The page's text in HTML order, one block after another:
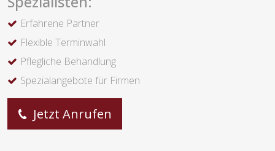
Erfahrene Partner
Flexible Terminwahl
Pflegliche Behandlung
Spezialangebote für Firmen
Jetzt Anrufen